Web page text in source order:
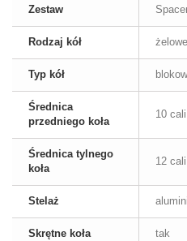
Zestaw
Rodzaj kół żelowe
Typ kół
Średnica
przedniego koła
10 cali
Średnica tylnego
koła
12 cali
Stelaż
Skrętne koła tak